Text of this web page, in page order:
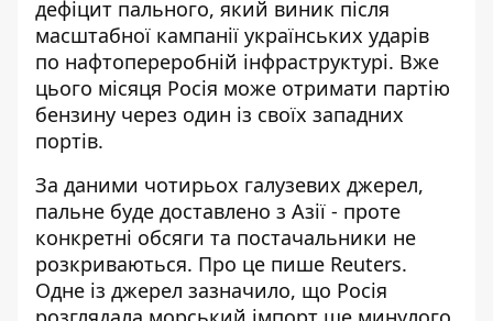
дефіцит пального, який виник після
масштабної кампанії українських ударів
по нафтопереробній інфраструктурі. Вже
цього місяця Росія може отримати партію
бензину через один із своїх западних
портів.
За даними чотирьох галузевих джерел,
пальне буде доставлено з Азії - проте
конкретні обсяги та постачальники не
розкриваються. Про це пише Reuters.
Одне із джерел зазначило, що Росія